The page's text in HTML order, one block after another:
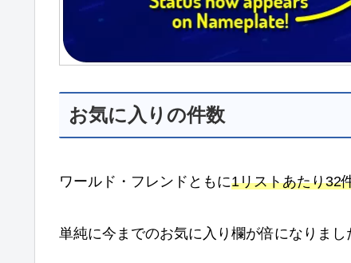
お気に入りの件数
ワールド・フレンドともに1リストあたり32
単純に今までのお気に入り欄が倍になりまし